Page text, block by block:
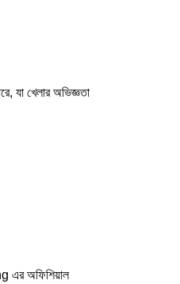
যা খেলার অভিজ্ঞতা
এর অফিশিয়াল